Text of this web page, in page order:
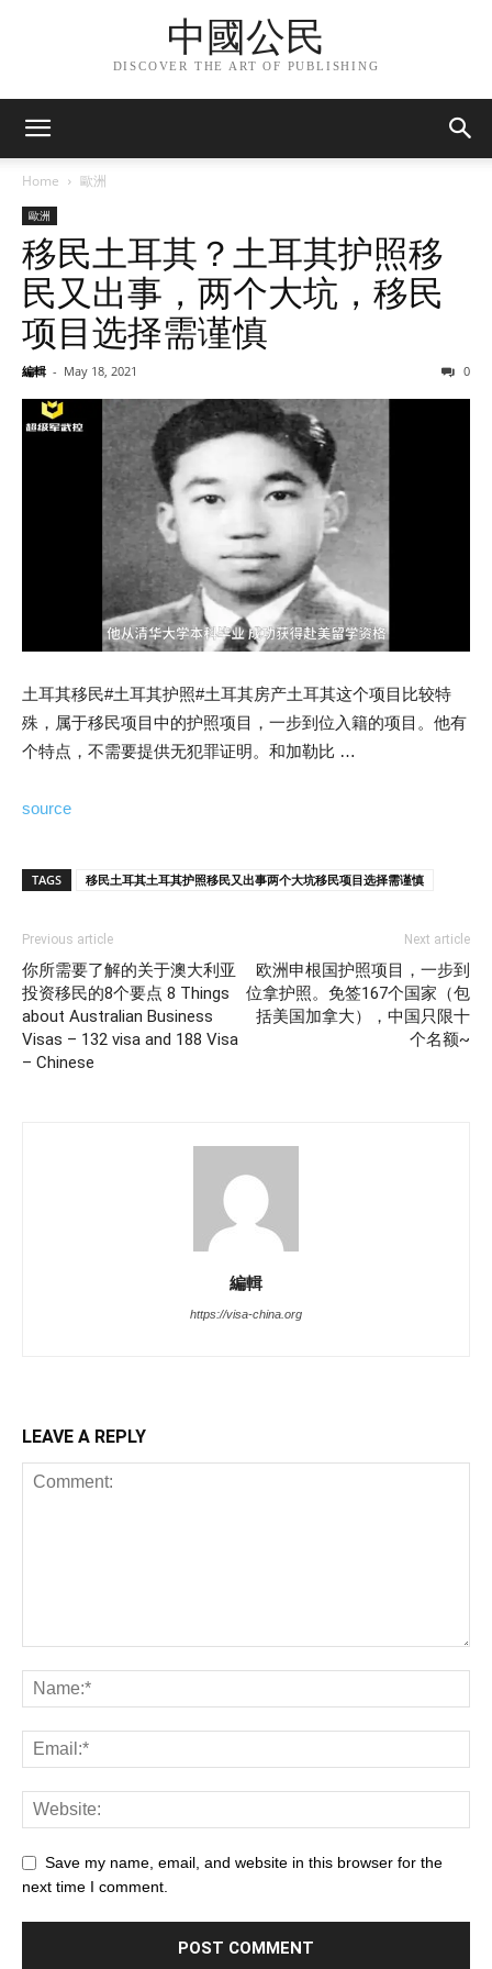
中國公民
DISCOVER THE ART OF PUBLISHING
Home 歐洲
歐洲
移民土耳其？土耳其护照移
民又出事，两个大坑，移民
项目选择需谨慎
編輯 - May 18, 2021 0
土耳其移民#土耳其护照#土耳其房产土耳其这个项目比较特
殊，属于移民项目中的护照项目，一步到位入籍的项目。他有
个特点，不需要提供无犯罪证明。和加勒比 …
source
TAGS 移民土耳其土耳其护照移民又出事两个大坑移民项目选择需谨慎
Previous article
你所需要了解的关于澳大利亚
投资移民的8个要点 8 Things
about Australian Business
Visas – 132 visa and 188 Visa
– Chinese
Next article
欧洲申根国护照项目，一步到
位拿护照。免签167个国家（包
括美国加拿大），中国只限十
个名额~
編輯
https://visa-china.org
LEAVE A REPLY
Save my name, email, and website in this browser for the
next time I comment.